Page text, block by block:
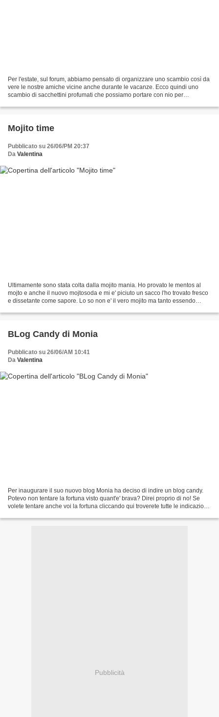
Per l'estate, sul forum, abbiamo pensato di organizzare uno scambio così da
vere le nostre amiche vicine anche durante le vacanze. Ecco quindi uno
scambio di sacchettini profumati che possiamo portare con nio per
Mojito time
Pubblicato su 26/06/PM 20:37
Da Valentina
Ultimamente sono stata colta dalla mojito mania. Ho provato le mentos al
mojto e anche il nuovo mojtosoda e mi e' piciuto un sacco l'ho trovato fresco
e dissetante come sapore. Lo so non e' il vero mojito ma tanto essendo
BLog Candy di Monia
Pubblicato su 26/06/AM 10:41
Da Valentina
Per inaugurare il suo nuovo blog Monia ha deciso di indire un blog candy.
Potevo non tentare la fortuna visto quant'e' brava? Direi proprio di no! Se
volete tentare anche voi la fortuna cliccando qui troverete tutte le indicazioni
Pubblicità